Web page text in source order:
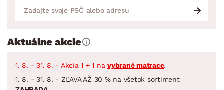
Aktuálne akcie
1. 8. - 31. 8. - Akcia 1 + 1 na vybrané matrace.
1. 8. - 31. 8. - ZĽAVA AŽ 30 % na všetok sortiment